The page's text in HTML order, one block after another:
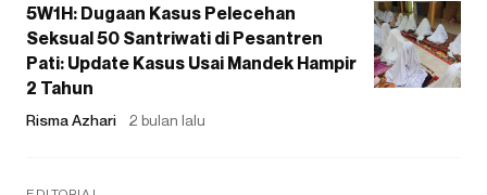
5W1H: Dugaan Kasus Pelecehan
Seksual 50 Santriwati di Pesantren
Pati: Update Kasus Usai Mandek Hampir
2 Tahun
Risma Azhari 2 bulan lalu